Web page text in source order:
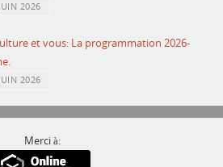
2026
et vous: La programmation 2026-
2026
Merci à: